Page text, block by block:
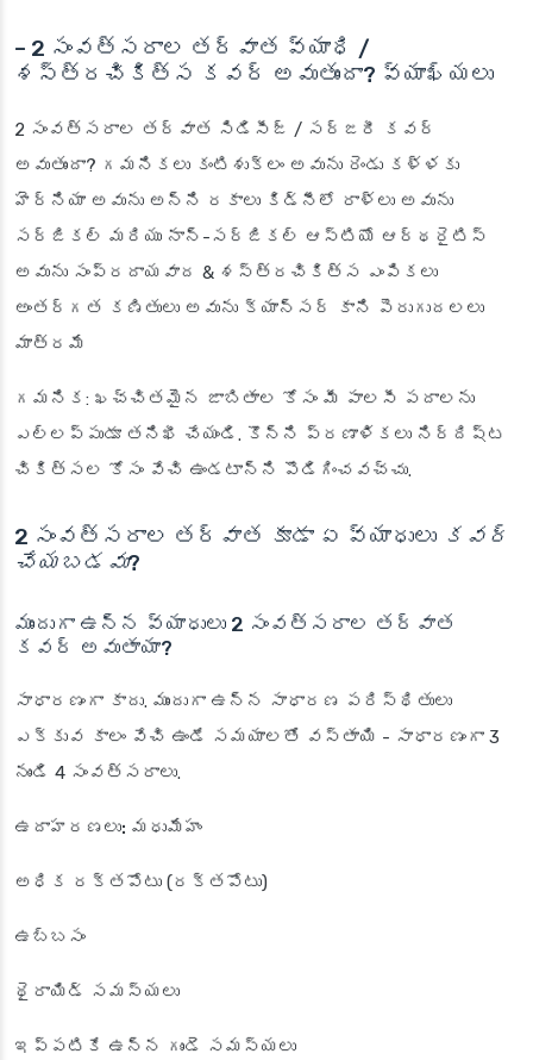
– 2 సంవత్సరాల తర్వాత వ్యాధి /
శస్త్రచికిత్స కవర్ అవుతుందా? వ్యాఖ్యలు
2 సంవత్సరాల తర్వాత సిడిసీజ్ / సర్జరీ కవర్
అవుతుందా? గమనికలు కంటిశుక్లం అవును రెండు కళ్ళకు
హెర్నియా అవును అన్ని రకాలు కిడ్నీలో రాళ్లు అవును
సర్జికల్ మరియు నాన్-సర్జికల్ ఆస్టియో ఆర్థరైటిస్
అవును సంప్రదాయవాద & శస్త్రచికిత్స ఎంపికలు
అంతర్గత కణితులు అవును క్యాన్సర్ కాని పెరుగుదలలు
మాత్రమే
గమనిక: ఖచ్చితమైన జాబితాల కోసం మీ పాలసీ పదాలను
ఎల్లప్పుడూ తనిఖీ చేయండి. కొన్ని ప్రణాళికలు నిర్దిష్ట
చికిత్సల కోసం వేచి ఉండటాన్ని పొడిగించవచ్చు.
2 సంవత్సరాల తర్వాత కూడా ఏ వ్యాధులు కవర్
చేయబడవు?
ముందుగా ఉన్న వ్యాధులు 2 సంవత్సరాల తర్వాత
కవర్ అవుతాయా?
సాధారణంగా కాదు. ముందుగా ఉన్న సాధారణ పరిస్థితులు
ఎక్కువ కాలం వేచి ఉండే సమయాలతో వస్తాయి - సాధారణంగా 3
నుండి 4 సంవత్సరాలు.
ఉదాహరణలు: మధుమేహం
అధిక రక్తపోటు (రక్తపోటు)
ఉబ్బసం
థైరాయిడ్ సమస్యలు
ఇప్పటికే ఉన్న గుండె సమస్యలు